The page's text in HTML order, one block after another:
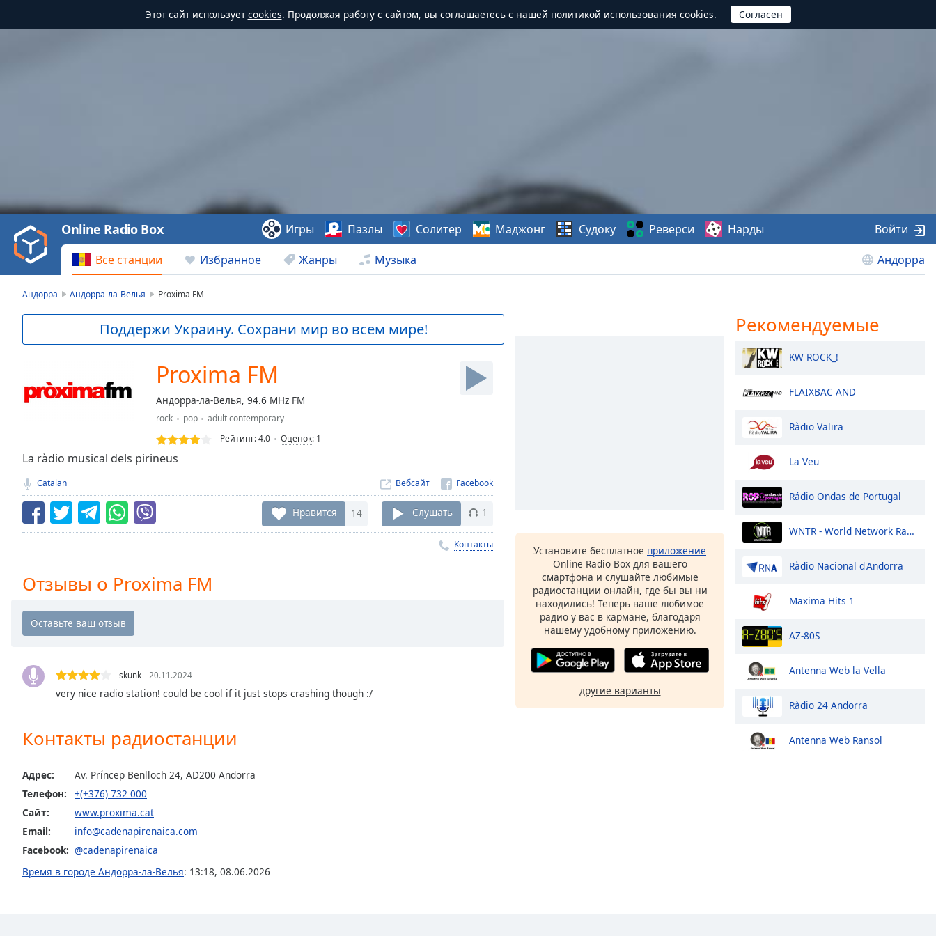
Этот сайт используетcookies. Продолжая работу с сайтом, вы соглашаетесь с нашей политикой использования cookies.
Play
Video
Play
Backward
Skip
Current
0.00%
Seek to
currently
behind
LIVE
Remaining
Time-
Playback
Chapters
Descriptions
selected
subtitles
settings
subtitles
settings
dialog
Все станции Избранное Жанры Музыка Андорра
Online Radio Box Игры Пазлы Солитер Маджонг Судоку Реверси Нарды Войти
Андорра Андорра-ла-Велья Proxima FM
Поддержи Украину. Сохрани мир во всем мире!
Proxima FM
Андорра-ла-Велья, 94.6 MHz FM
rock pop
adult contemporary
Рейтинг:4.0 Оценок: 1
La ràdio musical dels pirineus
Catalan Вебсайт
Нравится 14 Слушать 1
Контакты
Отзывы о Proxima FM
skunk 20.11.2024
very nice radio station! could be cool if it just stops crashing though :/
Контакты радиостанции
Адрес:
Av. Príncep Benlloch 24, AD200 Andorra
Телефон:
+(+376) 732 000
Сайт:
www.proxima.cat
Email:
info@cadenapirenaica.com
Facebook: @cadenapirenaica
Время в городе Андорра-ла-Велья: 13:18, 08.06.2026
Установите бесплатное приложение
Online Radio Box для вашего
смартфона и слушайте любимые
радиостанции онлайн, где бы вы ни
находились! Теперь ваше любимое
радио у вас в кармане, благодаря
нашему удобному приложению.
другие варианты
Рекомендуемые
KW ROCK_!
FLAIXBAC AND
Ràdio Valira
La Veu
Rádio Ondas de Portugal
WNTR - World Network Radio
Ràdio Nacional d'Andorra
Maxima Hits 1
AZ-80S
Antenna Web la Vella
Ràdio 24 Andorra
Antenna Web Ransol